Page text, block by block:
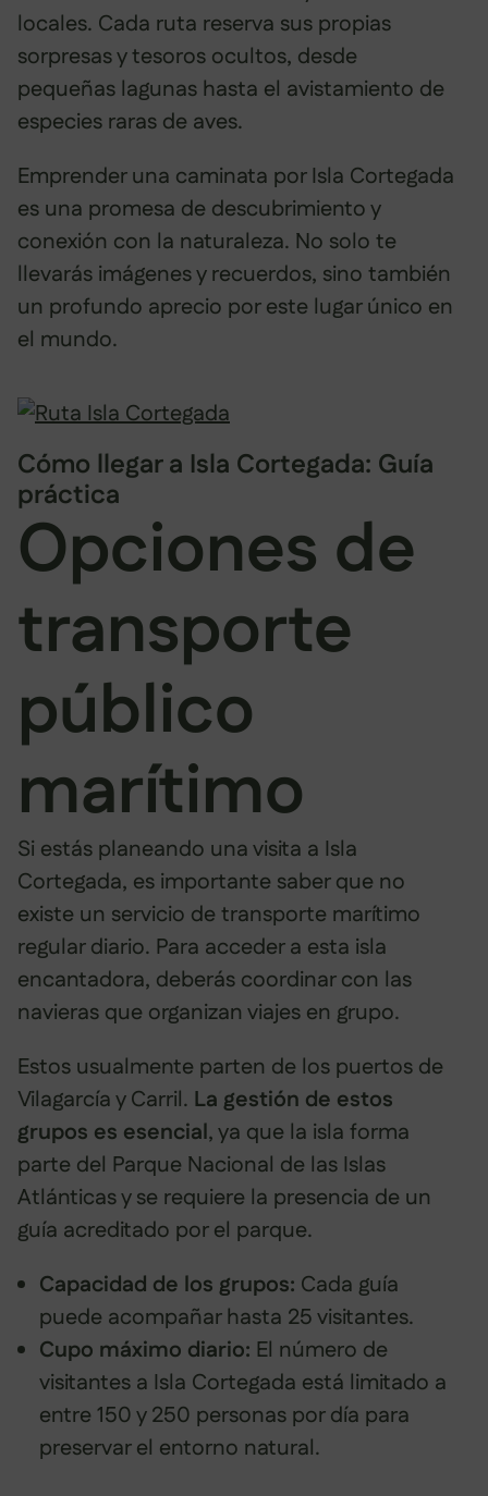
locales. Cada ruta reserva sus propias
sorpresas y tesoros ocultos, desde
pequeñas lagunas hasta el avistamiento de
especies raras de aves.
Emprender una caminata por Isla Cortegada
es una promesa de descubrimiento y
conexión con la naturaleza. No solo te
llevarás imágenes y recuerdos, sino también
un profundo aprecio por este lugar único en
el mundo.
Cómo llegar a Isla Cortegada: Guía
práctica
Opciones de
transporte
público
marítimo
Si estás planeando una visita a Isla
Cortegada, es importante saber que no
existe un servicio de transporte marítimo
regular diario. Para acceder a esta isla
encantadora, deberás coordinar con las
navieras que organizan viajes en grupo.
Estos usualmente parten de los puertos de
Vilagarcía y Carril. La gestión de estos
grupos es esencial, ya que la isla forma
parte del Parque Nacional de las Islas
Atlánticas y se requiere la presencia de un
guía acreditado por el parque.
Capacidad de los grupos: Cada guía
puede acompañar hasta 25 visitantes.
Cupo máximo diario: El número de
visitantes a Isla Cortegada está limitado a
entre 150 y 250 personas por día para
preservar el entorno natural.